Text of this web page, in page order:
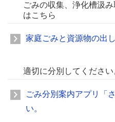
ごみの収集、浄化槽汲
はこちら
家庭ごみと資源物の出
適切に分別してください
ごみ分別案内アプリ「
い。